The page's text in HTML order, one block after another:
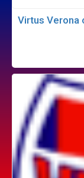
Virtus Verona